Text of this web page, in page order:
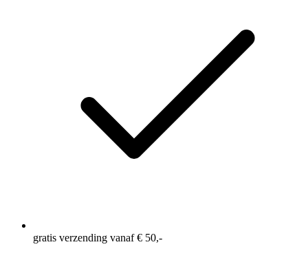
gratis verzending vanaf € 50,-